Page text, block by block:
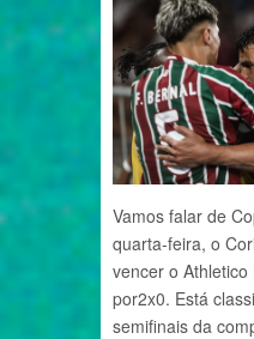
Vamos falar de
quarta-feira, o
vencer o
por2x0. Está
semifinais da